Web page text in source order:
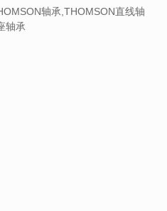
轴承,THOMSON直线轴
轴承